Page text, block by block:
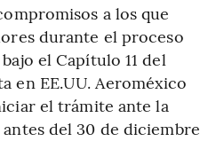
a los que
durante el proceso
el Capítulo 11 del
en EE.UU. Aeroméxico
el trámite ante la
del 30 de diciembre